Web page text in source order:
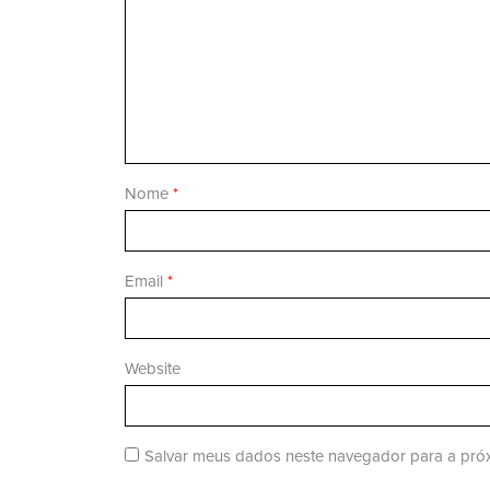
Nome *
Email *
Website
Salvar meus dados neste navegador para a